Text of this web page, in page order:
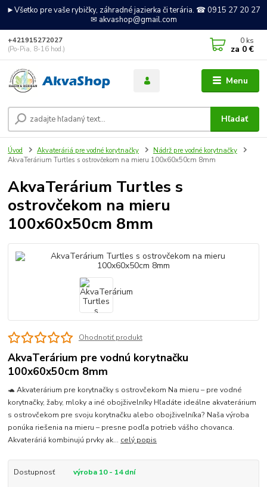
►Všetko pre vaše rybičky, záhradné jazierka či terária. ☎ 0915 27 20 27
✉ akvashop@gmail.com
Menu
Hľadať
+421915272027
(Po-Pia, 8-16 hod.)
0 ks
za 0 €
Úvod Akvateráriá pre vodné korytnačky
Nádrž pre vodné korytnačky
AkvaTerárium Turtles s ostrovčekom na mieru 100x60x50cm 8mm
AkvaTerárium Turtles s
ostrovčekom na mieru
100x60x50cm 8mm
Ohodnotiť produkt
AkvaTerárium pre vodnú korytnačku
100x60x50cm 8mm
🐢 Akvaterárium pre korytnačky s ostrovčekom Na mieru – pre vodné
korytnačky, žaby, mloky a iné obojživelníky Hľadáte ideálne akvaterárium
s ostrovčekom pre svoju korytnačku alebo obojživelníka? Naša výroba
ponúka riešenia na mieru – presne podľa potrieb vášho chovanca.
Akvateráriá kombinujú prvky ak... celý popis
Dostupnosť výroba 10 - 14 dní